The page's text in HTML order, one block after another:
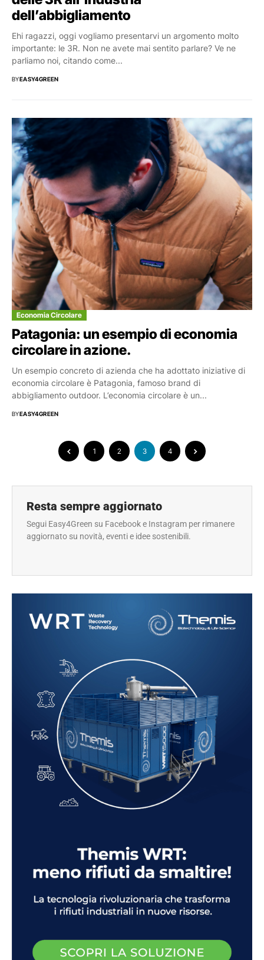
dell’abbigliamento
Ehi ragazzi, oggi vogliamo presentarvi un argomento molto
importante: le 3R. Non ne avete mai sentito parlare? Ve ne
parliamo noi, citando come...
BYEASY4GREEN
Economia Circolare
Patagonia: un esempio di economia
circolare in azione.
Un esempio concreto di azienda che ha adottato iniziative di
economia circolare è Patagonia, famoso brand di
abbigliamento outdoor. L’economia circolare è un...
BYEASY4GREEN
1 2 3 4
Resta sempre aggiornato
Segui Easy4Green su Facebook e Instagram per rimanere
aggiornato su novità, eventi e idee sostenibili.